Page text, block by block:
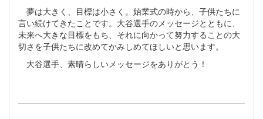
夢は大きく、目標は小さく。始業式の時から、子供たちに
言い続けてきたことです。大谷選手のメッセージとともに、
未来へ大きな目標をもち、それに向かって努力することの大
切さを子供たちに改めてかみしめてほしいと思います。
大谷選手、素晴らしいメッセージをありがとう！